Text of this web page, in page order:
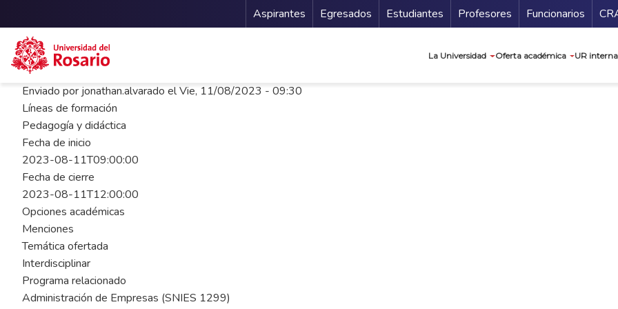
Pasar al contenido principal
Menu Secundario
Aspirantes Egresados Estudiantes Profesores Funcionarios
La Universidad Oferta académica UR
Enviado por jonathan.alvarado elVie, 11/08/2023 - 09:30
Líneas de formación
Pedagogía y didáctica
Fecha de inicio
2023-08-11T09:00:00
Fecha de cierre
2023-08-11T12:00:00
Opciones académicas
Menciones
Temática ofertada
Interdisciplinar
Programa relacionado
Administración de Empresas (SNIES 1299)